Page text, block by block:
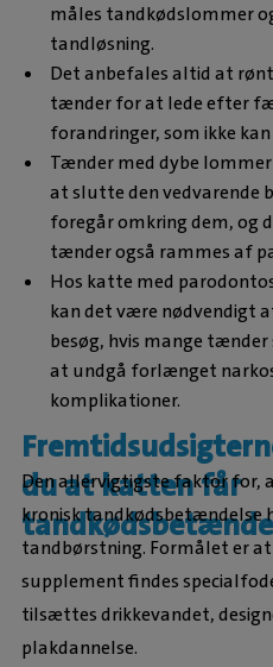
måles tandkødslommer
tandløsning.
Det anbefales altid at
tænder for at lede efter
forandringer, som ikke
Tænder med dybe
at slutte den vedvarende
foregår omkring dem, og
tænder også rammes af
Hos katte med
kan det være nødvendigt
besøg, hvis mange
at undgå forlænget
komplikationer.
du at katten får
Den allervigtigste faktor for,
kronisk tandkødsbetændelse
tandbørstning. Formålet er
supplement findes
tilsættes drikkevandet,
plakdannelse.